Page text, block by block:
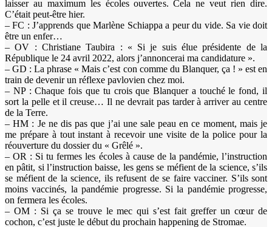
laisser au maximum les écoles ouvertes. Cela ne veut rien dire.
C’était peut-être hier.
– FC : J’apprends que Marlène Schiappa a peur du vide. Sa vie doit
être un enfer…
– OV : Christiane Taubira : « Si je suis élue présidente de la
République le 24 avril 2022, alors j’annoncerai ma candidature ».
– GD : La phrase « Mais c’est con comme du Blanquer, ça ! » est en
train de devenir un réflexe pavlovien chez moi.
– NP : Chaque fois que tu crois que Blanquer a touché le fond, il
sort la pelle et il creuse… Il ne devrait pas tarder à arriver au centre
de la Terre.
– HM : Je ne dis pas que j’ai une sale peau en ce moment, mais je
me prépare à tout instant à recevoir une visite de la police pour la
réouverture du dossier du « Grêlé ».
– OR : Si tu fermes les écoles à cause de la pandémie, l’instruction
en pâtit, si l’instruction baisse, les gens se méfient de la science, s’ils
se méfient de la science, ils refusent de se faire vacciner. S’ils sont
moins vaccinés, la pandémie progresse. Si la pandémie progresse,
on fermera les écoles.
– OM : Si ça se trouve le mec qui s’est fait greffer un cœur de
cochon, c’est juste le début du prochain happening de Stromae.